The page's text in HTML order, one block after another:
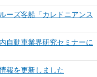
ーズ客船「カレドニアンス
自動車業界研究セミナーに
報を更新しました